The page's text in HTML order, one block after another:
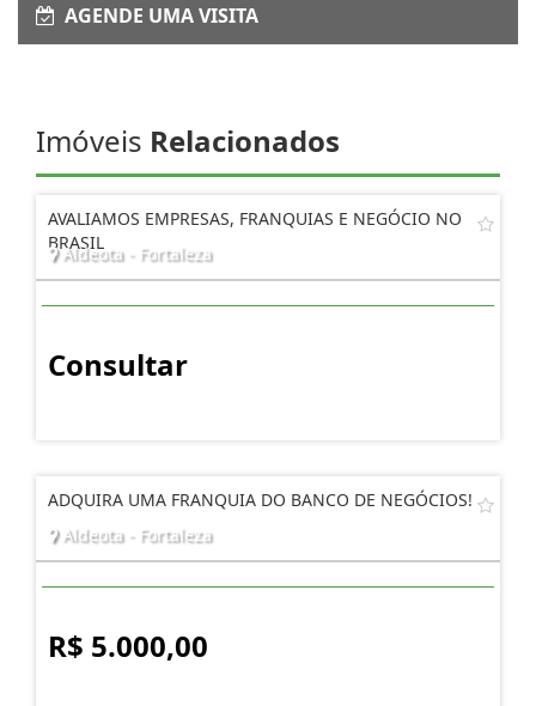
AGENDE UMA VISITA
Imóveis Relacionados
AVALIAMOS EMPRESAS, FRANQUIAS E NEGÓCIO NO
BRASIL
Aldeota - Fortaleza
Consultar
ADQUIRA UMA FRANQUIA DO BANCO DE NEGÓCIOS!
Aldeota - Fortaleza
R$ 5.000,00